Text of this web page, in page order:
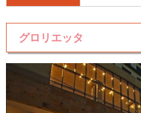
グロリエッタ